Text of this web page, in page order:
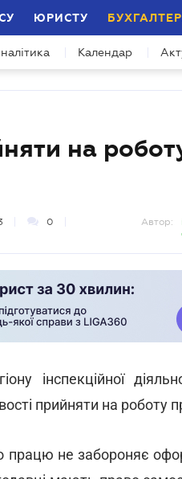
ЮРИСТУ
Календар
на
0 Автор:
інспекційної
прийняти на роботу
працю не забороняє